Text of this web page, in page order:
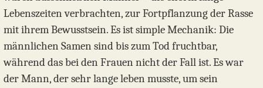
Lebenszeiten verbrachten, zur Fortpflanzung der Rasse
mit ihrem Bewusstsein. Es ist simple Mechanik: Die
männlichen Samen sind bis zum Tod fruchtbar,
während das bei den Frauen nicht der Fall ist. Es war
der Mann, der sehr lange leben musste, um sein